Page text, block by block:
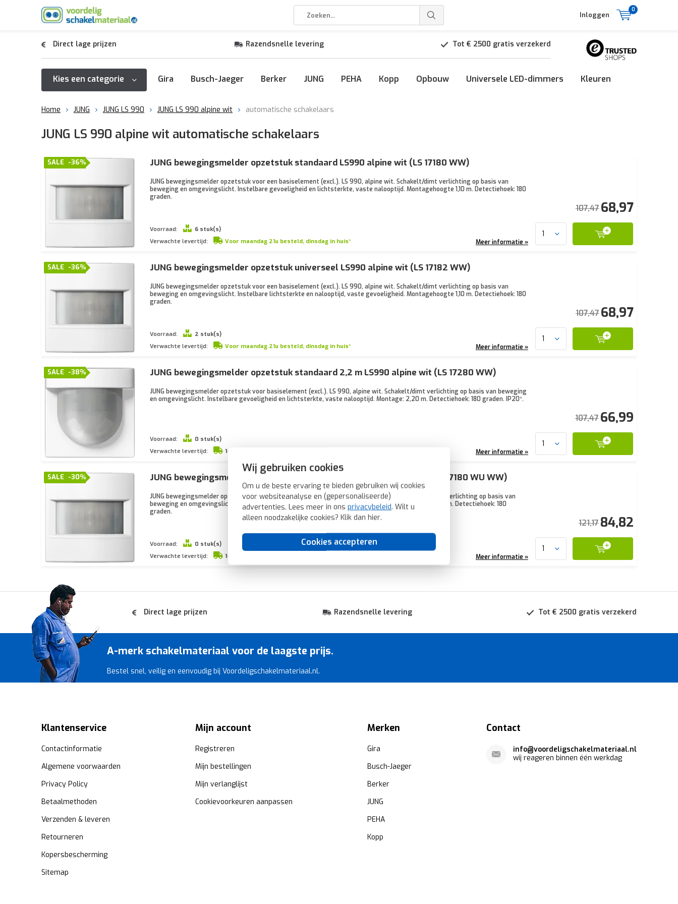
Wij gebruiken cookies
Om u de beste ervaring te bieden gebruiken wij cookies
voor websiteanalyse en (gepersonaliseerde)
advertenties. Lees meer in ons privacybeleid. Wilt u
alleen noodzakelijke cookies? Klik dan hier.
Cookies accepteren
Inloggen
0
Direct lage prijzen Razendsnelle levering Tot € 2500 gratis verzekerd
Kies een categorie Gira Busch-Jaeger Berker JUNG PEHA Kopp Opbouw Universele LED-dimmers Kleuren
Home JUNG JUNG LS 990 JUNG LS 990 alpine wit automatische schakelaars
JUNG LS 990 alpine wit automatische schakelaars
-36%
SALE JUNG bewegingsmelder opzetstuk standaard LS990 alpine wit (LS 17180 WW)
JUNG bewegingsmelder opzetstuk voor een basiselement (excl.). LS 990, alpine wit. Schakelt/dimt verlichting op basis van
beweging en omgevingslicht. Instelbare gevoeligheid en lichtsterkte, vaste nalooptijd. Montagehoogte 1,10 m. Detectiehoek: 180
graden.
Voorraad:
6 stuk(s)
Verwachte levertijd:
Voor maandag 21u besteld, dinsdag in huis*
107,4768,97
Meer informatie »
-36%
SALE JUNG bewegingsmelder opzetstuk universeel LS990 alpine wit (LS 17182 WW)
JUNG bewegingsmelder opzetstuk voor een basiselement (excl.). LS 990, alpine wit. Schakelt/dimt verlichting op basis van
beweging en omgevingslicht. Instelbare lichtsterkte en nalooptijd, vaste gevoeligheid. Montagehoogte 1,10 m. Detectiehoek: 180
graden.
Voorraad:
2 stuk(s)
Verwachte levertijd:
Voor maandag 21u besteld, dinsdag in huis*
107,4768,97
Meer informatie »
-38%
SALE JUNG bewegingsmelder opzetstuk standaard 2,2 m LS990 alpine wit (LS 17280 WW)
JUNG bewegingsmelder opzetstuk voor basiselement (excl.). LS 990, alpine wit. Schakelt/dimt verlichting op basis van beweging
en omgevingslicht. Instelbare gevoeligheid en lichtsterkte, vaste nalooptijd. Montage: 2,20 m. Detectiehoek: 180 graden. IP20*.
Voorraad:
0 stuk(s)
Verwachte levertijd:
1-2 weken
107,4766,99
Meer informatie »
-30%
SALE JUNG bewegingsmelder opzetstuk standaard IP44 LS990 alpine wit (LS 17180 WU WW)
JUNG bewegingsmelder opzetstuk voor basiselement (excl.). LS 990, alpine wit, IP44*. Schakelt/dimt verlichting op basis van
beweging en omgevingslicht. Instelbare gevoeligheid en lichtsterkte, vaste nalooptijd. Montage: 1,10 m. Detectiehoek: 180
graden.
Voorraad:
0 stuk(s)
Verwachte levertijd:
1-2 weken
121,1784,82
Meer informatie »
Direct lage prijzen Razendsnelle levering Tot € 2500 gratis verzekerd
A-merk schakelmateriaal voor de laagste prijs.
Bestel snel, veilig en eenvoudig bij Voordeligschakelmateriaal.nl.
Klantenservice
Contactinformatie
Algemene voorwaarden
Privacy Policy
Betaalmethoden
Verzenden & leveren
Retourneren
Kopersbescherming
Sitemap
Mijn account
Registreren
Mijn bestellingen
Mijn verlanglijst
Cookievoorkeuren aanpassen
Merken
Gira
Busch-Jaeger
Berker
JUNG
PEHA
Kopp
Contact
info@voordeligschakelmateriaal.nl
wij reageren binnen één werkdag